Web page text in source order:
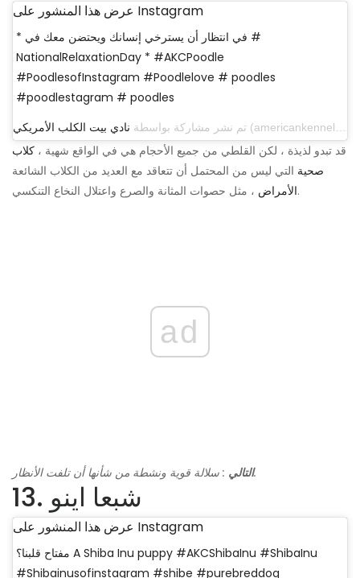
عرض هذا المنشور على Instagram
* في انتظار أن يسترخي إنسانك ويحتضن معك في #
NationalRelaxationDay * #AKCPoodle
#PoodlesofInstagram #Poodlelove # poodles
#poodlestagram # poodles
تم نشر مشاركة بواسطة نادي بيت الكلب الأمريكي
قد تبدو لذيذة ، لكن القلطي من جميع الأحجام هي في الواقع شهية ، كلاب
صحية التي ليس من المحتمل أن تتعاقد مع العديد من الكلاب الشائعة
الأمراض، مثل حصوات المثانة والصرع واعتلال النخاع التنكسي.
ad
التالي: سلالة قوية ونشطة من شأنها أن تلفت الأنظار.
13. شبعا اينو
عرض هذا المنشور على Instagram
مفتاح قلبنا؟ A Shiba Inu puppy #AKCShibaInu #ShibaInu
#Shibainusofinstagram #shibe #purebreddog